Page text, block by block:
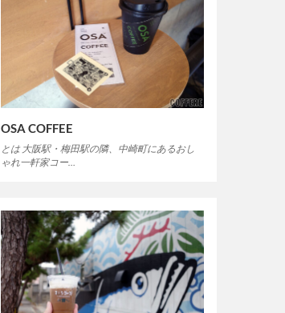
OSA COFFEE
とは 大阪駅・梅田駅の隣、中崎町にあるおし
ゃれ一軒家コー…